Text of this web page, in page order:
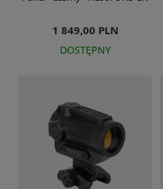
1 849,00 PLN
DOSTĘPNY